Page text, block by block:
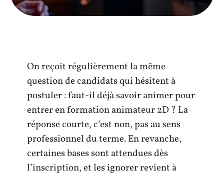
On reçoit régulièrement la même
question de candidats qui hésitent à
postuler : faut-il déjà savoir animer pour
entrer en formation animateur 2D ? La
réponse courte, c’est non, pas au sens
professionnel du terme. En revanche,
certaines bases sont attendues dès
l’inscription, et les ignorer revient à